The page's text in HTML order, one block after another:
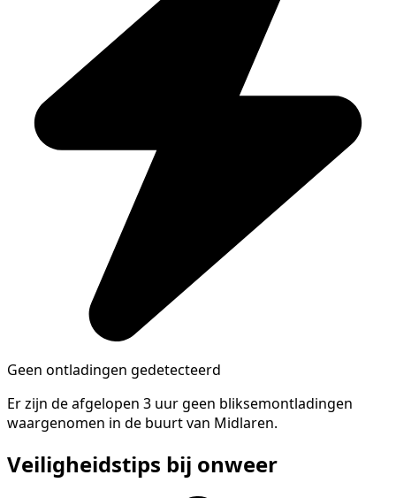
Geen ontladingen gedetecteerd
Er zijn de afgelopen 3 uur geen bliksemontladingen
waargenomen in de buurt van Midlaren.
Veiligheidstips bij onweer